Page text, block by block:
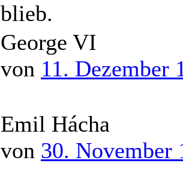
blieb.
George VI
von 11. Dezember
Emil Hácha
von 30. November